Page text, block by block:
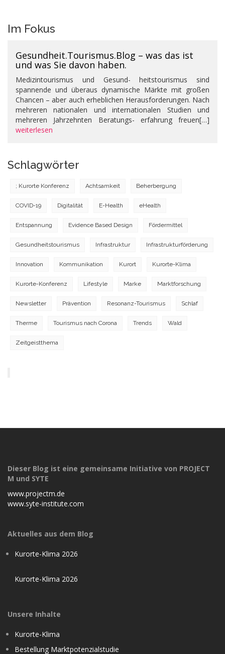
Im Fokus
Gesundheit.Tourismus.Blog – was das ist
und was Sie davon haben.
Medizintourismus und Gesund- heitstourismus sind
spannende und überaus dynamische Märkte mit großen
Chancen – aber auch erheblichen Herausforderungen. Nach
mehreren nationalen und internationalen Studien und
mehreren Jahrzehnten Beratungs- erfahrung freuen[…]
weiterlesen
Schlagwörter
; Kurorte Konferenz Achtsamkeit Beherbergung
COVID-19 Digitalität E-Health eHealth
Entspannung Evidence Based Design Fördermittel
Gesundheitstourismus Infrastruktur Infrastrukturförderung
Innovation Kommunikation Kurort Kurorte-Klima
Kurorte-Konferenz Lifestyle Marke Marktforschung
Newsletter Prävention Resonanz-Tourismus Schlaf
Therme Tourismus nach Corona Trends Wald
Zeitgeistthema
Dieser Blog ist eine gemeinsame Initiative von PROJECT
M und SYTE
www.projectm.de
www.syte-institute.com
Aktuelles aus dem Blog
Kurorte-Klima 2026
Kurorte-Klima 2026
Unsere Inhalte
Kurorte-Klima
Bestellung Marktpotenzialstudie